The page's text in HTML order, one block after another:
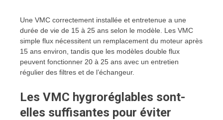
Une VMC correctement installée et entretenue a une
durée de vie de 15 à 25 ans selon le modèle. Les VMC
simple flux nécessitent un remplacement du moteur après
15 ans environ, tandis que les modèles double flux
peuvent fonctionner 20 à 25 ans avec un entretien
régulier des filtres et de l’échangeur.
Les VMC hygroréglables sont-
elles suffisantes pour éviter